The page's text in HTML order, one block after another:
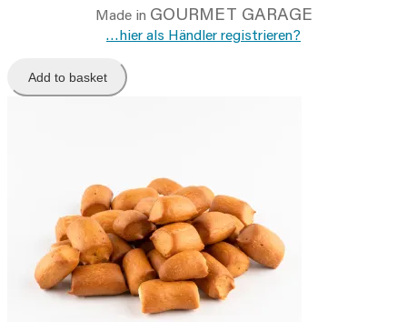
Made in GOURMET GARAGE
…hier als Händler registrieren?
Add to basket